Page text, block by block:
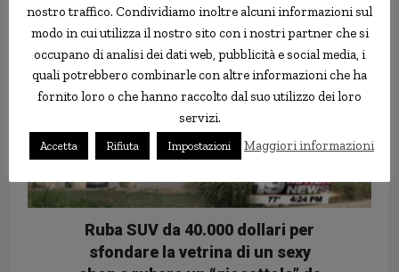
Ruba SUV da 40.000 dollari per
sfondare la vetrina di un sexy
nostro traffico. Condividiamo inoltre alcuni informazioni sul
modo in cui utilizza il nostro sito con i nostri partner che si
occupano di analisi dei dati web, pubblicità e social media, i
quali potrebbero combinarle con altre informazioni che ha
fornito loro o che hanno raccolto dal suo utilizzo dei loro
servizi.
Accetta Rifiuta Impostazioni Maggiori informazioni